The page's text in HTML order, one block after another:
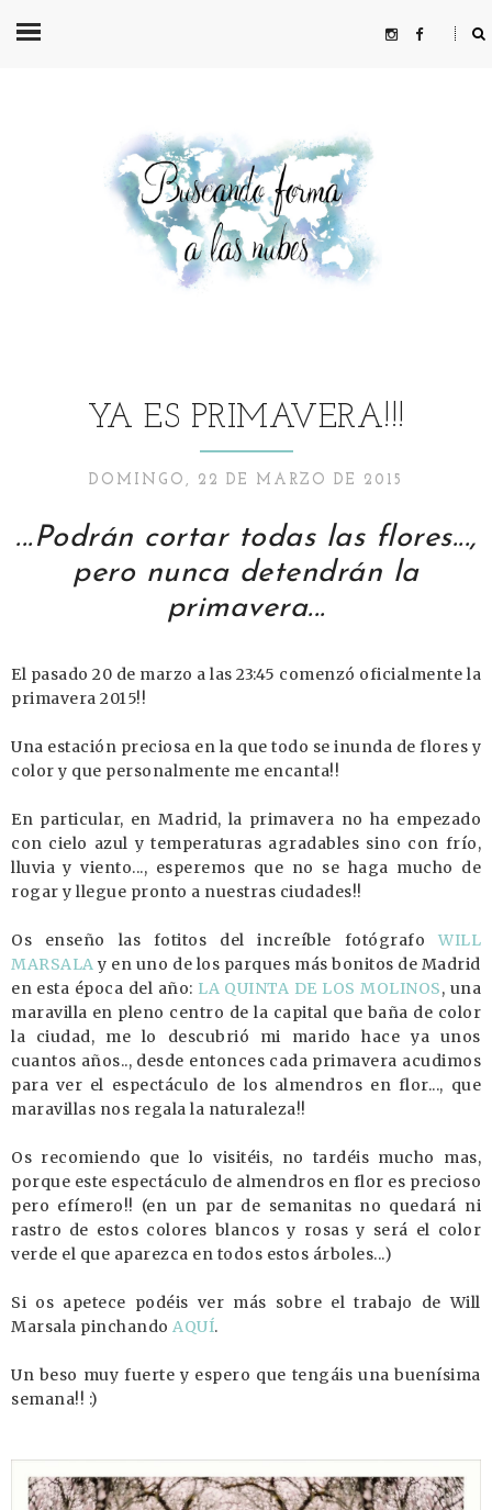
YA ES PRIMAVERA!!!
DOMINGO, 22 DE MARZO DE 2015
...Podrán cortar todas las flores...,
pero nunca detendrán la
primavera...
El pasado 20 de marzo a las 23:45 comenzó oficialmente la
primavera 2015!!
Una estación preciosa en la que todo se inunda de flores y
color y que personalmente me encanta!!
En particular, en Madrid, la primavera no ha empezado
con cielo azul y temperaturas agradables sino con frío,
lluvia y viento..., esperemos que no se haga mucho de
rogar y llegue pronto a nuestras ciudades!!
Os enseño las fotitos del increíble fotógrafo WILL
MARSALAy en uno de los parques más bonitos de Madrid
en esta época del año: LA QUINTA DE LOS MOLINOS, una
maravilla en pleno centro de la capital que baña de color
la ciudad, me lo descubrió mi marido hace ya unos
cuantos años.., desde entonces cada primavera acudimos
para ver el espectáculo de los almendros en flor..., que
maravillas nos regala la naturaleza!!
Os recomiendo que lo visitéis, no tardéis mucho mas,
porque este espectáculo de almendros en flor es precioso
pero efímero!! (en un par de semanitas no quedará ni
rastro de estos colores blancos y rosas y será el color
verde el que aparezca en todos estos árboles...)
Si os apetece podéis ver más sobre el trabajo de Will
Marsala pinchando AQUÍ.
Un beso muy fuerte y espero que tengáis una buenísima
semana!! :)